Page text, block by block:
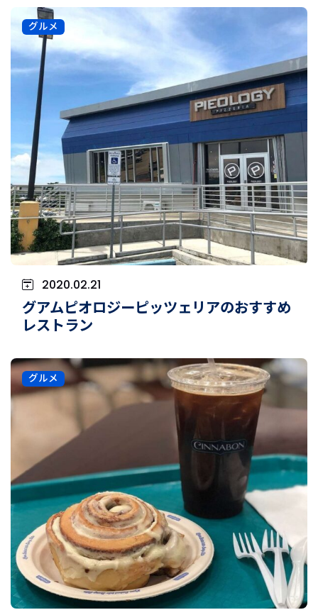
グルメ
2020.02.21
グアムピオロジーピッツェリアのおすすめ
レストラン
グルメ